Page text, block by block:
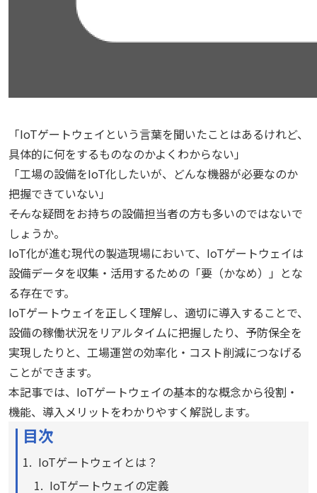
「IoTゲートウェイという言葉を聞いたことはあるけれど、
具体的に何をするものなのかよくわからない」
「工場の設備をIoT化したいが、どんな機器が必要なのか
把握できていない」
――そんな疑問をお持ちの設備担当者の方も多いのではないで
しょうか。
IoT化が進む現代の製造現場において、IoTゲートウェイは
設備データを収集・活用するための「要（かなめ）」とな
る存在です。
IoTゲートウェイを正しく理解し、適切に導入することで、
設備の稼働状況をリアルタイムに把握したり、予防保全を
実現したりと、工場運営の効率化・コスト削減につなげる
ことができます。
本記事では、IoTゲートウェイの基本的な概念から役割・
機能、導入メリットをわかりやすく解説します。
目次
IoTゲートウェイとは？
IoTゲートウェイの定義